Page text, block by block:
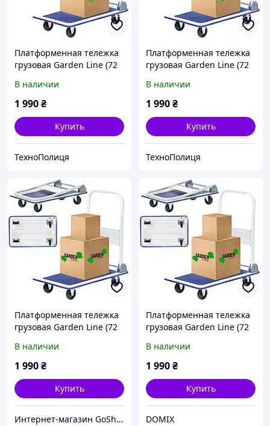
Платформенная тележка
грузовая Garden Line (72
ручкой |
грузоподъемность - 150
В наличии
1 990₴
Купить
ТехноПолиця
Платформенная тележка
грузовая Garden Line (72
ручкой |
грузоподъемность - 150
В наличии
1 990₴
Купить
ТехноПолиця
Платформенная тележка
грузовая Garden Line (72
ручкой |
грузоподъемность - 150
В наличии
1 990₴
Купить
Интернет-магазин GoShop
Платформенная тележка
грузовая Garden Line (72
ручкой |
грузоподъемность - 150
В наличии
1 990₴
Купить
DOMIX